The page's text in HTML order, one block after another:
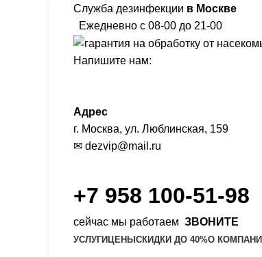
Служба дезинфекции в Москве
Ежедневно с 08-00 до 21-00
Напишите нам:
Адрес
г. Москва, ул. Люблинская, 159
✉ dezvip@mail.ru
+7 958 100-51-98
сейчас мы работаем ЗВОНИТЕ
УСЛУГИ ЦЕНЫ СКИДКИ ДО 40%О